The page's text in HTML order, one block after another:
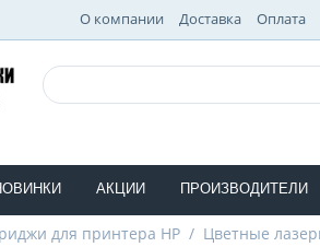
О компании Доставка Оплата
АКЦИИ ПРОИЗВОДИТЕЛИ
для принтера HP / Цветные